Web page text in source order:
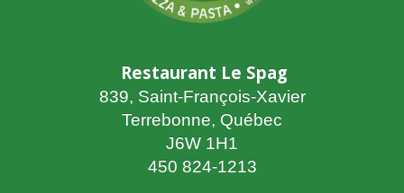
Restaurant Le Spag
839, Saint-François-Xavier
Terrebonne, Québec
J6W 1H1
450 824-1213